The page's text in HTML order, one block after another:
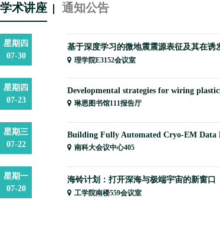
学术讲座 通知公告
星期四
07-30
基于深度学习的微地震震源表征及其在诱
理学院E3152会议室
星期四
07-23
Developmental strategies for wiring
琳恩图书馆111报告厅
星期三
07-22
Building Fully Automated Cryo-EM Data
南科大会议中心405
星期一
07-20
海铃计划：打开深海与极端宇宙的新窗口
工学院南楼559会议室